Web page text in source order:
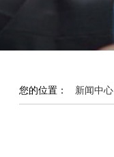
您的位置： 新闻中心